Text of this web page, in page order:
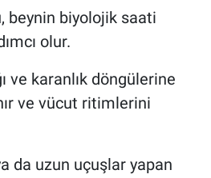
beynin biyolojik saati
olur.
ve karanlık döngülerine
ve vücut ritimlerini
da uzun uçuşlar yapan